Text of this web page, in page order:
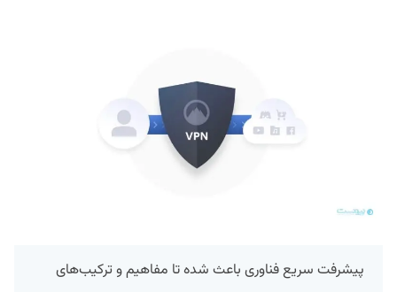
پیشرفت سریع فناوری باعث شده تا مفاهیم و ترکیب‌های